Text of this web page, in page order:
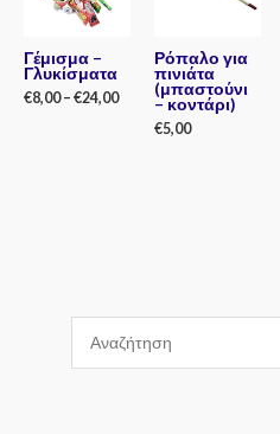
Γέμισμα –
Γλυκίσματα
€8,00– €24,00
Ρόπαλο για
πινιάτα
(μπαστούνι
– κοντάρι)
€5,00